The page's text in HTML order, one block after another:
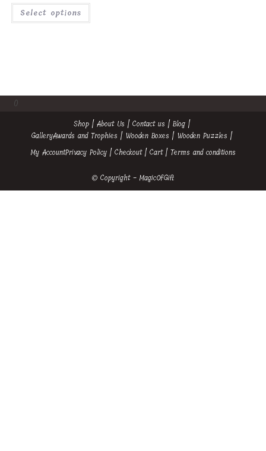
Select options
0
Shop About Us Contact us
Blog
GalleryAwards and Trophies Wooden Boxes
Wooden Puzzles
My AccountPrivacy Policy Checkout Cart Terms and conditions
© Copyright - MagicOfGift